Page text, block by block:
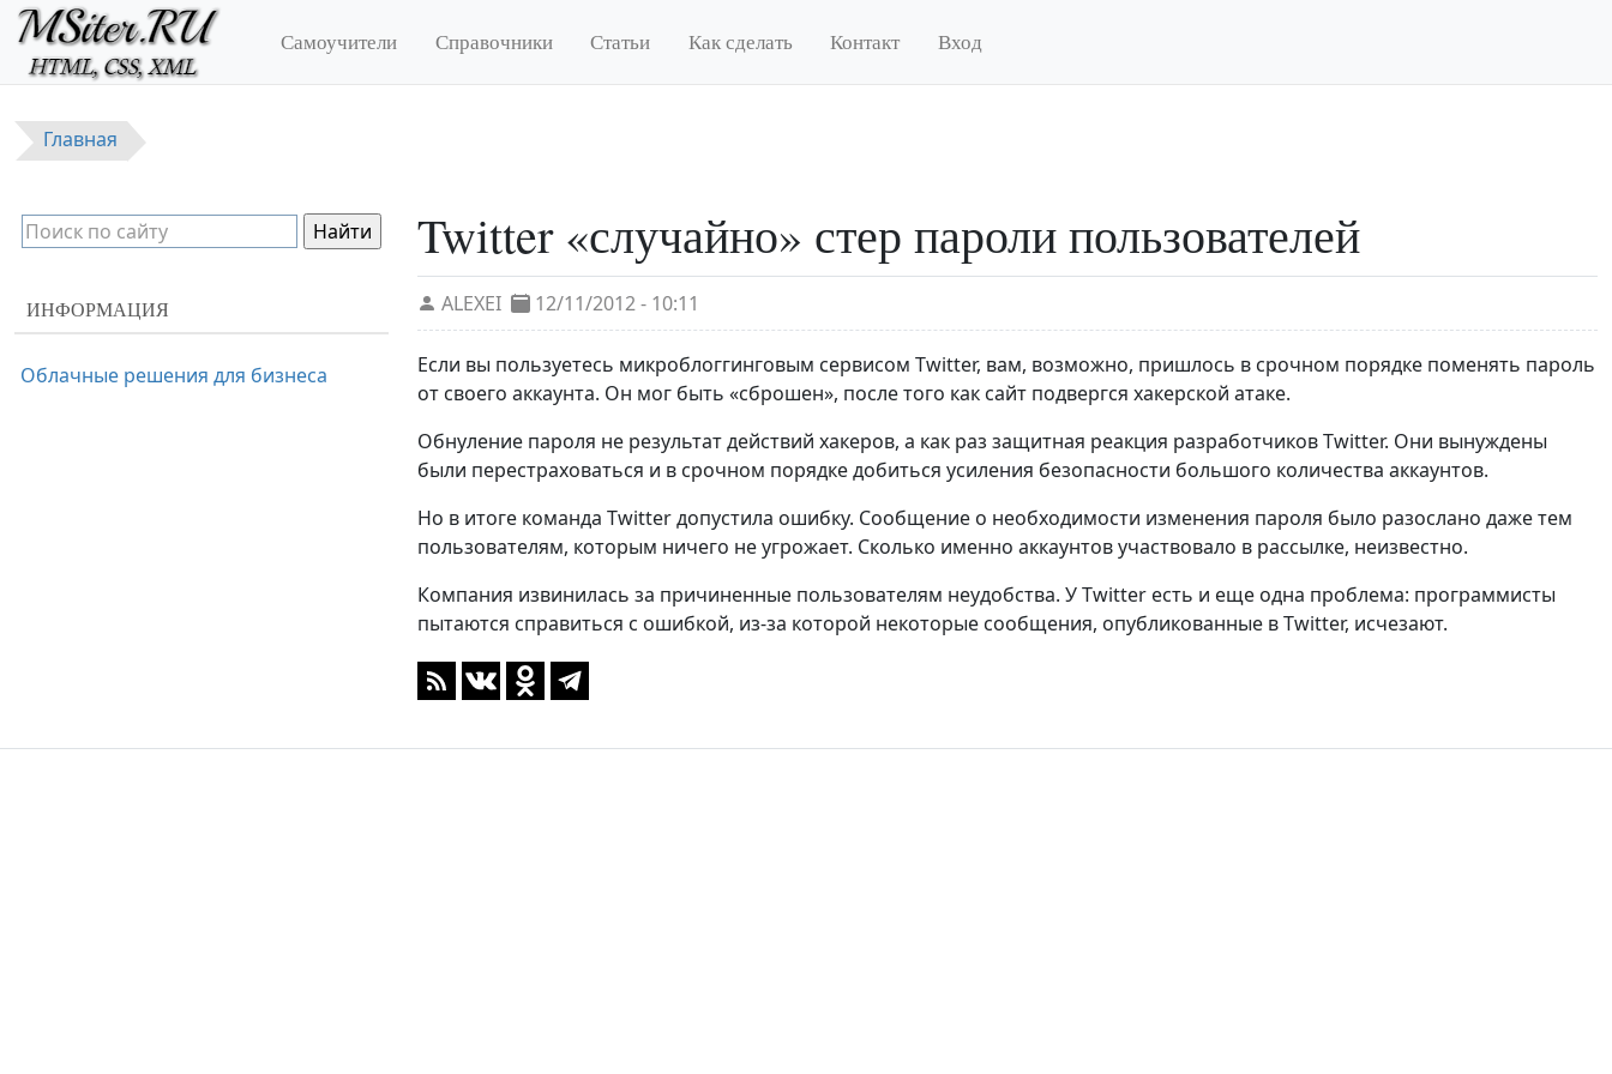
Перейти к основному содержанию
Самоучители Справочники Статьи Как сделать Контакт Вход
Главная
Twitter «случайно» стер пароли пользователей
ALEXEI 12/11/2012 - 10:11
Если вы пользуетесь микроблоггинговым сервисом Twitter, вам, возможно, пришлось в срочном порядке поменять пароль
от своего аккаунта. Он мог быть «сброшен», после того как сайт подвергся хакерской атаке.
Обнуление пароля не результат действий хакеров, а как раз защитная реакция разработчиков Twitter. Они вынуждены
были перестраховаться и в срочном порядке добиться усиления безопасности большого количества аккаунтов.
Но в итоге команда Twitter допустила ошибку. Сообщение о необходимости изменения пароля было разослано даже тем
пользователям, которым ничего не угрожает. Сколько именно аккаунтов участвовало в рассылке, неизвестно.
Компания извинилась за причиненные пользователям неудобства. У Twitter есть и еще одна проблема: программисты
пытаются справиться с ошибкой, из-за которой некоторые сообщения, опубликованные в Twitter, исчезают.
ИНФОРМАЦИЯ
Облачные решения для бизнеса